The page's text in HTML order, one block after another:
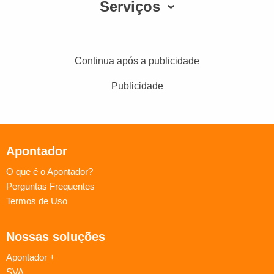
Serviços
Continua após a publicidade
Publicidade
Apontador
O que é o Apontador?
Perguntas Frequentes
Termos de Uso
Nossas soluções
Apontador +